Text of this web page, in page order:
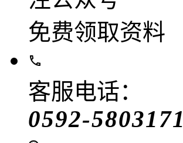
免费领取资料
客服电话：
0592-5803171